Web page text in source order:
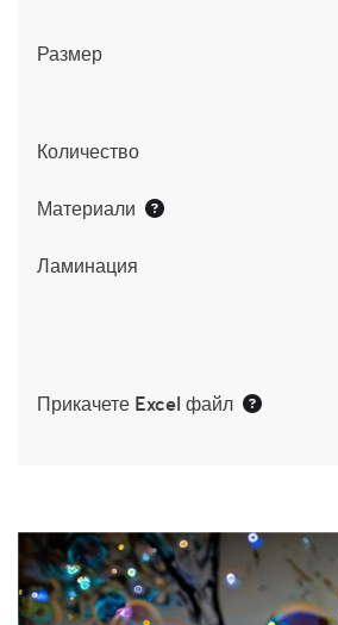
Размер
Количество
Материали
Ламинация
Прикачете Excel файл